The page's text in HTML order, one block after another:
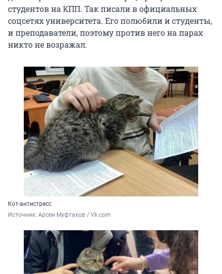
студентов на КПП. Так писали в официальных
соцсетях университета. Его полюбили и студенты,
и преподаватели, поэтому против него на парах
никто не возражал.
Кот-антистресс
Источник: Арсен Муфтахов / Vk.com